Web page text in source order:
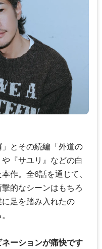
とその続編「外道の
『サユリ』などの白
作。全6話を通じて、
的なシーンはもちろ
足を踏み入れたの
ーションが痛快です